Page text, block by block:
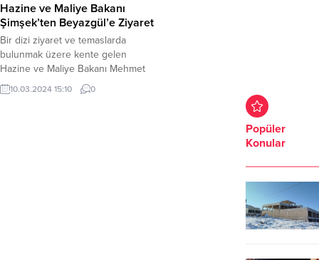
Hazine ve Maliye Bakanı
Şimşek’ten Beyazgül’e Ziyaret
Bir dizi ziyaret ve temaslarda
bulunmak üzere kente gelen
Hazine ve Maliye Bakanı Mehmet
Şimşek Şanlıurfa Büyükşehir
Belediye Başkanı Zeynel Abidin
10.03.2024 15:10 0
Popüler
Konular